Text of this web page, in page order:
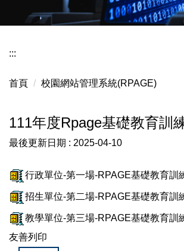
:::
首頁 校園網站管理系統(RPAGE)
111年度Rpage基礎教育訓
最後更新日期 : 2025-04-10
行政單位-第一場-RPAGE基礎教育訓
招生單位-第二場-RPAGE基礎教育訓
教學單位-第三場-RPAGE基礎教育訓
友善列印